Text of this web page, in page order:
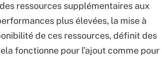
ressources supplémentaires aux
plus élevées, la mise à
de ces ressources, définit des
fonctionne pour l’ajout comme pour